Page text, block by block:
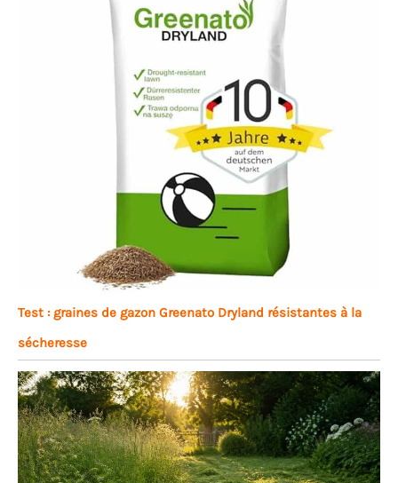
Test : graines de gazon Greenato Dryland résistantes à la
sécheresse